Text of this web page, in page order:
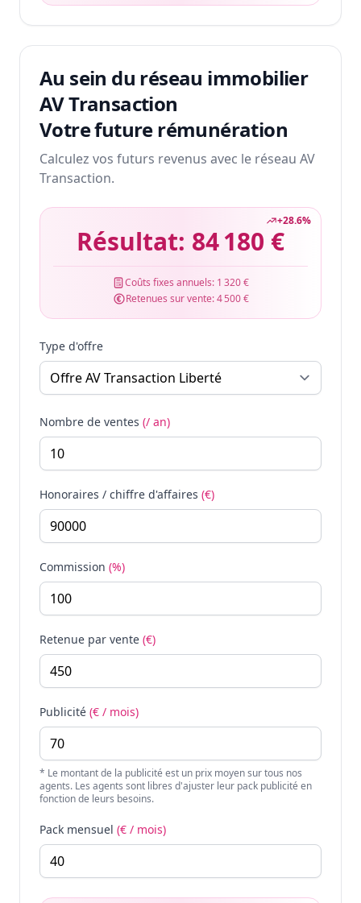
Au sein du réseau immobilier
AV Transaction
Votre future rémunération
Calculez vos futurs revenus avec le réseau AV
Transaction.
+28.6%
Résultat: 84 180 €
Coûts fixes annuels: 1 320 €
Retenues sur vente:4 500 €
Type d'offre
Nombre de ventes (/ an)
Honoraires / chiffre d'affaires (€)
Commission (%)
Retenue par vente (€)
Publicité (€ / mois)
* Le montant de la publicité est un prix moyen sur tous nos
agents. Les agents sont libres d'ajuster leur pack publicité en
fonction de leurs besoins.
Pack mensuel (€ / mois)